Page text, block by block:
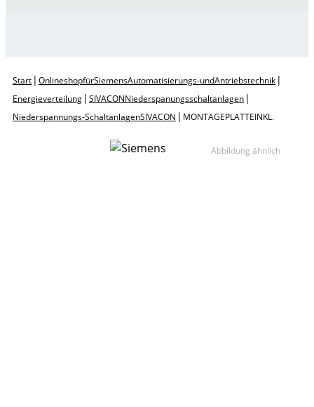
Start | Onlineshop für Siemens Automatisierungs- und Antriebstechnik |
Energieverteilung | SIVACON Niederspanungsschaltanlagen |
Niederspannungs-Schaltanlagen SIVACON | MONTAGEPLATTE INKL.
Abbildung ähnlich